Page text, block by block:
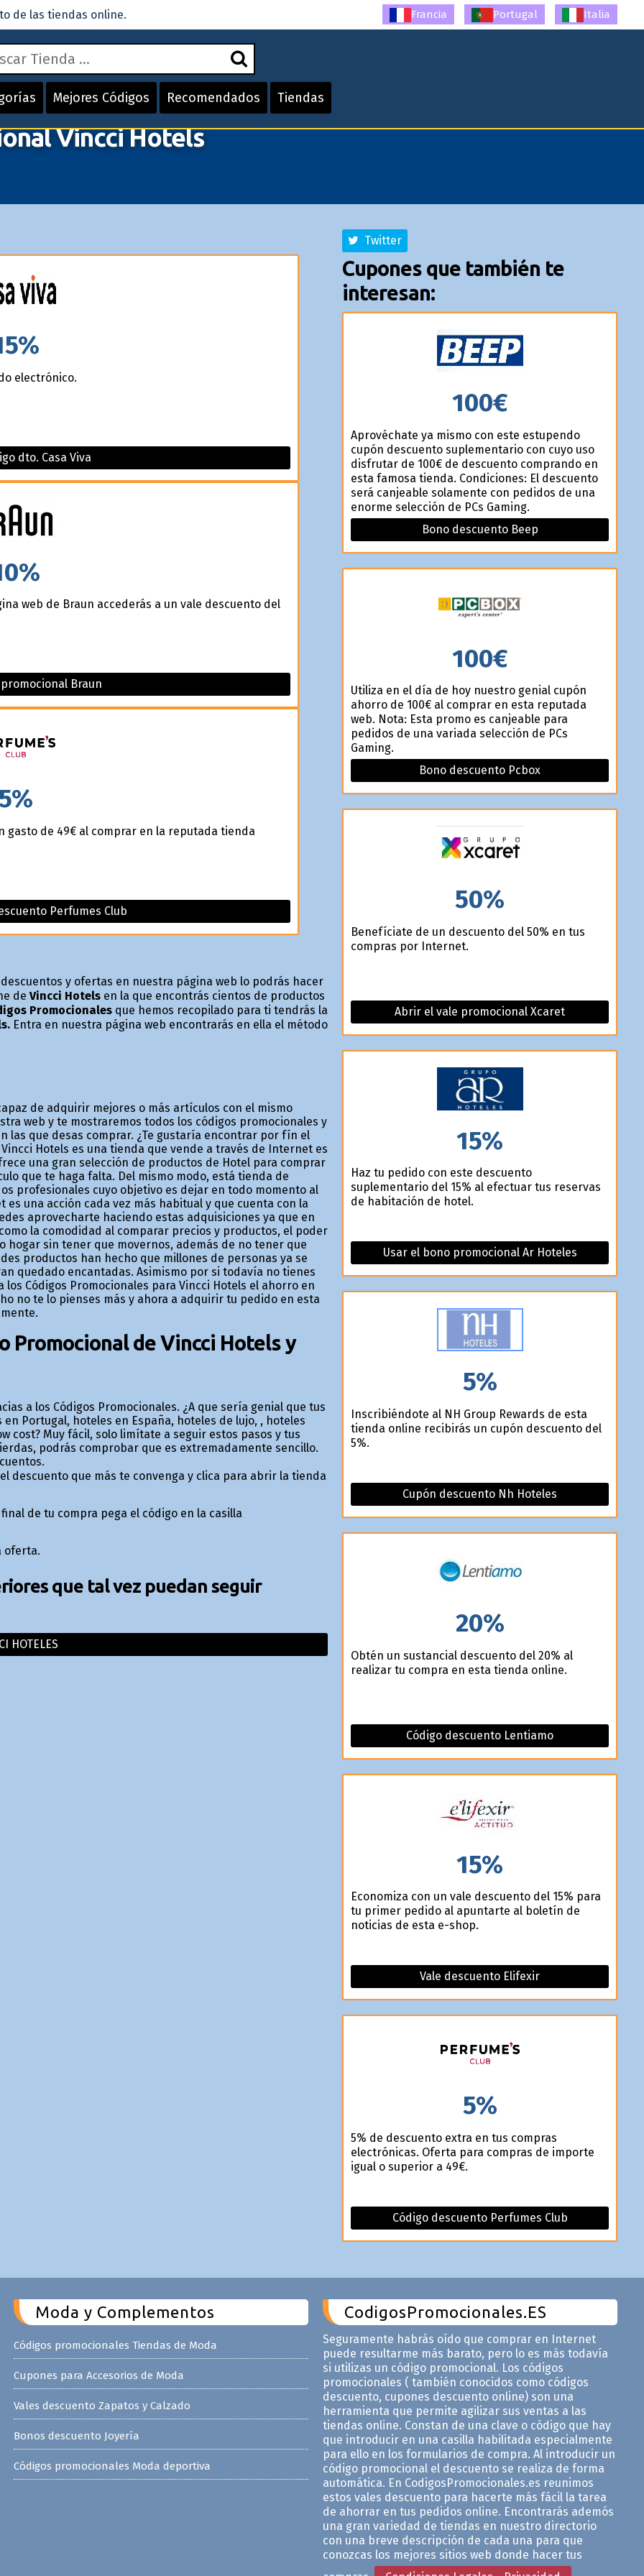
Mejores Códigos Recomendados Tiendas
de las tiendas online. Francia Portugal Italia
Vincci Hotels
electrónico.
dto. Casa Viva
web de Braun accederás a un vale descuento del
Braun
gasto de 49€ al comprar en la reputada tienda
Perfumes Club
y ofertas en nuestra página web lo podrás hacer
de Vincci Hotelsen la que encontrás cientos de productos
Promocionalesque hemos recopilado para ti tendrás la
Entra en nuestra página web encontrarás en ella el método
de adquirir mejores o más artículos con el mismo
web y te mostraremos todos los códigos promocionales y
las que desas comprar. ¿Te gustaría encontrar por fín el
Hotels es una tienda que vende a través de Internet es
una gran selección de productos de Hotel para comprar
que te haga falta. Del mismo modo, está tienda de
profesionales cuyo objetivo es dejar en todo momento al
una acción cada vez más habitual y que cuenta con la
aprovecharte haciendo estas adquisiciones ya que en
la comodidad al comparar precios y productos, el poder
sin tener que movernos, además de no tener que
productos han hecho que millones de personas ya se
quedado encantadas. Asimismo por si todavía no tienes
Códigos Promocionales para Vincci Hotels el ahorro en
no te lo pienses más y ahora a adquirir tu pedido en esta
Promocional de Vincci Hotels y
a los Códigos Promocionales. ¿A que sería genial que tus
Portugal, hoteles en España, hoteles de lujo, , hoteles
cost? Muy fácil, solo limítate a seguir estos pasos y tus
podrás comprobar que es extremadamente sencillo.
descuento que más te convenga y clica para abrir la tienda
de tu compra pega el código en la casilla
oferta.
que tal vez puedan seguir
HOTELES
Twitter
Cupones que también te
interesan:
100€
Aprovéchate ya mismo con este estupendo
cupón descuento suplementario con cuyo uso
disfrutar de 100€ de descuento comprando en
esta famosa tienda. Condiciones: El descuento
será canjeable solamente con pedidos de una
enorme selección de PCs Gaming.
Bono descuento Beep
100€
Utiliza en el día de hoy nuestro genial cupón
ahorro de 100€ al comprar en esta reputada
web. Nota: Esta promo es canjeable para
pedidos de una variada selección de PCs
Gaming.
Bono descuento Pcbox
50%
Benefíciate de un descuento del 50% en tus
compras por Internet.
Abrir el vale promocional Xcaret
15%
Haz tu pedido con este descuento
suplementario del 15% al efectuar tus reservas
de habitación de hotel.
Usar el bono promocional Ar Hoteles
5%
Inscribiéndote al NH Group Rewards de esta
tienda online recibirás un cupón descuento del
5%.
Cupón descuento Nh Hoteles
20%
Obtén un sustancial descuento del 20% al
realizar tu compra en esta tienda online.
Código descuento Lentiamo
15%
Economiza con un vale descuento del 15% para
tu primer pedido al apuntarte al boletín de
noticias de esta e-shop.
Vale descuento Elifexir
5%
5% de descuento extra en tus compras
electrónicas. Oferta para compras de importe
igual o superior a 49€.
Código descuento Perfumes Club
Moda y Complementos
Códigos promocionales Tiendas de Moda
Cupones para Accesorios de Moda
Vales descuento Zapatos y Calzado
Bonos descuento Joyería
Códigos promocionales Moda deportiva
CodigosPromocionales.ES
Seguramente habrás oído que comprar en Internet
puede resultarme más barato, pero lo es más todavía
si utilizas un código promocional. Los códigos
promocionales ( también conocidos como códigos
descuento, cupones descuento online) son una
herramienta que permite agilizar sus ventas a las
tiendas online. Constan de una clave o código que hay
que introducir en una casilla habilitada especialmente
para ello en los formularios de compra. Al introducir un
código promocional el descuento se realiza de forma
automática. En CodigosPromocionales.es reunimos
estos vales descuento para hacerte más fácil la tarea
de ahorrar en tus pedidos online. Encontrarás ademós
una gran variedad de tiendas en nuestro directorio
con una breve descripción de cada una para que
conozcas los mejores sitios web donde hacer tus